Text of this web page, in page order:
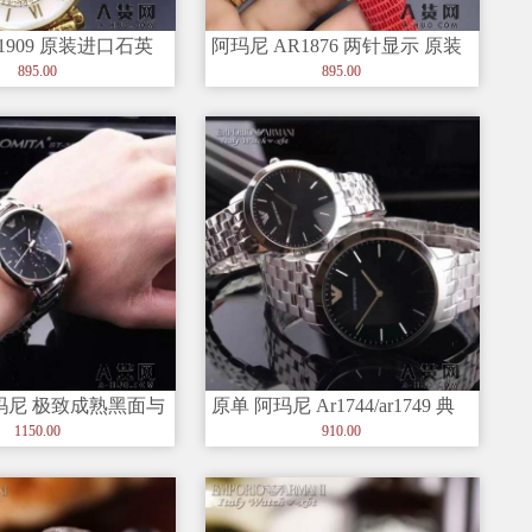
原装进口石英
带 女士手表
895.00
阿玛尼 AR1876 两针显示 原装
进口石英机芯 女士真皮手表
895.00
尼 极致成熟黑面与
华 男士 手表
1150.00
原单 阿玛尼 Ar1744/ar1749 典
雅孕育爱情 高档情侣对表
910.00